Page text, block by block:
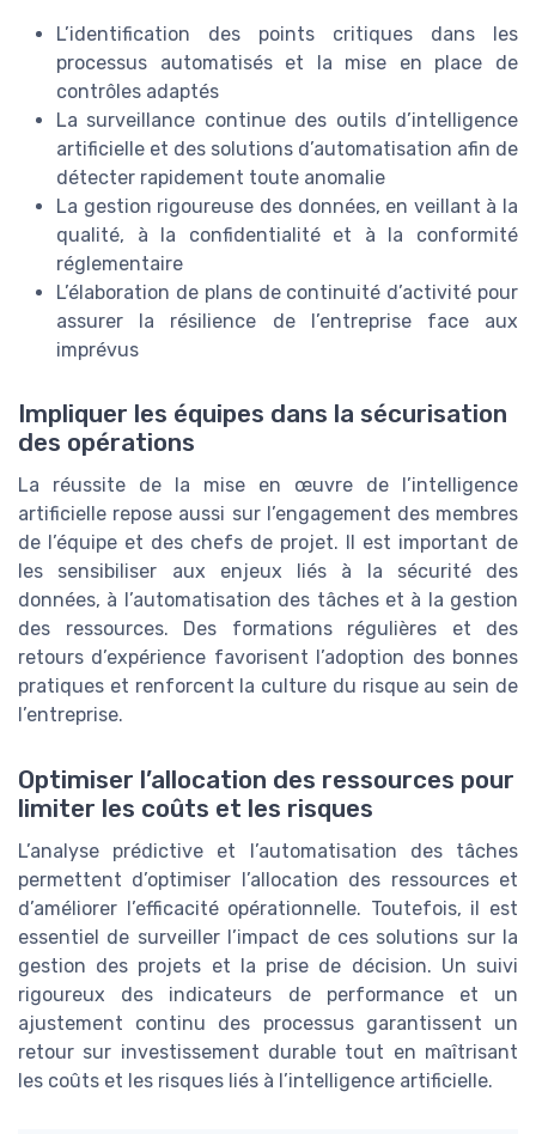
L’identification des points critiques dans les
processus automatisés et la mise en place de
contrôles adaptés
La surveillance continue des outils d’intelligence
artificielle et des solutions d’automatisation afin de
détecter rapidement toute anomalie
La gestion rigoureuse des données, en veillant à la
qualité, à la confidentialité et à la conformité
réglementaire
L’élaboration de plans de continuité d’activité pour
assurer la résilience de l’entreprise face aux
imprévus
Impliquer les équipes dans la sécurisation
des opérations
La réussite de la mise en œuvre de l’intelligence
artificielle repose aussi sur l’engagement des membres
de l’équipe et des chefs de projet. Il est important de
les sensibiliser aux enjeux liés à la sécurité des
données, à l’automatisation des tâches et à la gestion
des ressources. Des formations régulières et des
retours d’expérience favorisent l’adoption des bonnes
pratiques et renforcent la culture du risque au sein de
l’entreprise.
Optimiser l’allocation des ressources pour
limiter les coûts et les risques
L’analyse prédictive et l’automatisation des tâches
permettent d’optimiser l’allocation des ressources et
d’améliorer l’efficacité opérationnelle. Toutefois, il est
essentiel de surveiller l’impact de ces solutions sur la
gestion des projets et la prise de décision. Un suivi
rigoureux des indicateurs de performance et un
ajustement continu des processus garantissent un
retour sur investissement durable tout en maîtrisant
les coûts et les risques liés à l’intelligence artificielle.